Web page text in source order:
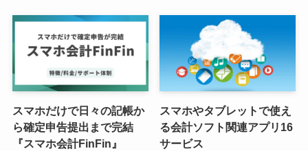
スマホだけで日々の記帳か
ら確定申告提出まで完結
『スマホ会計FinFin』
スマホやタブレットで使え
る会計ソフト関連アプリ16
サービス